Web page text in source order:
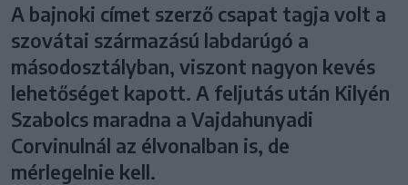
A bajnoki címet szerző csapat tagja volt a
szovátai származású labdarúgó a
másodosztályban, viszont nagyon kevés
lehetőséget kapott. A feljutás után Kilyén
Szabolcs maradna a Vajdahunyadi
Corvinulnál az élvonalban is, de
mérlegelnie kell.